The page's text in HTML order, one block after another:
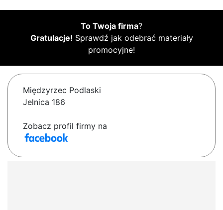
To Twoja firma?
Gratulacje! Sprawdź jak odebrać materiały
promocyjne!
Międzyrzec Podlaski
Jelnica 186
Zobacz profil firmy na